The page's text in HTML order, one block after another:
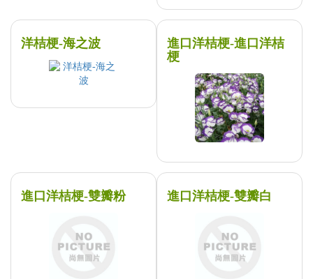
洋桔梗-海之波
進口洋桔梗-進口洋桔
梗
進口洋桔梗-雙瓣粉 進口洋桔梗-雙瓣白